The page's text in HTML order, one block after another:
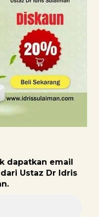
dapatkan email
Ustaz Dr Idris